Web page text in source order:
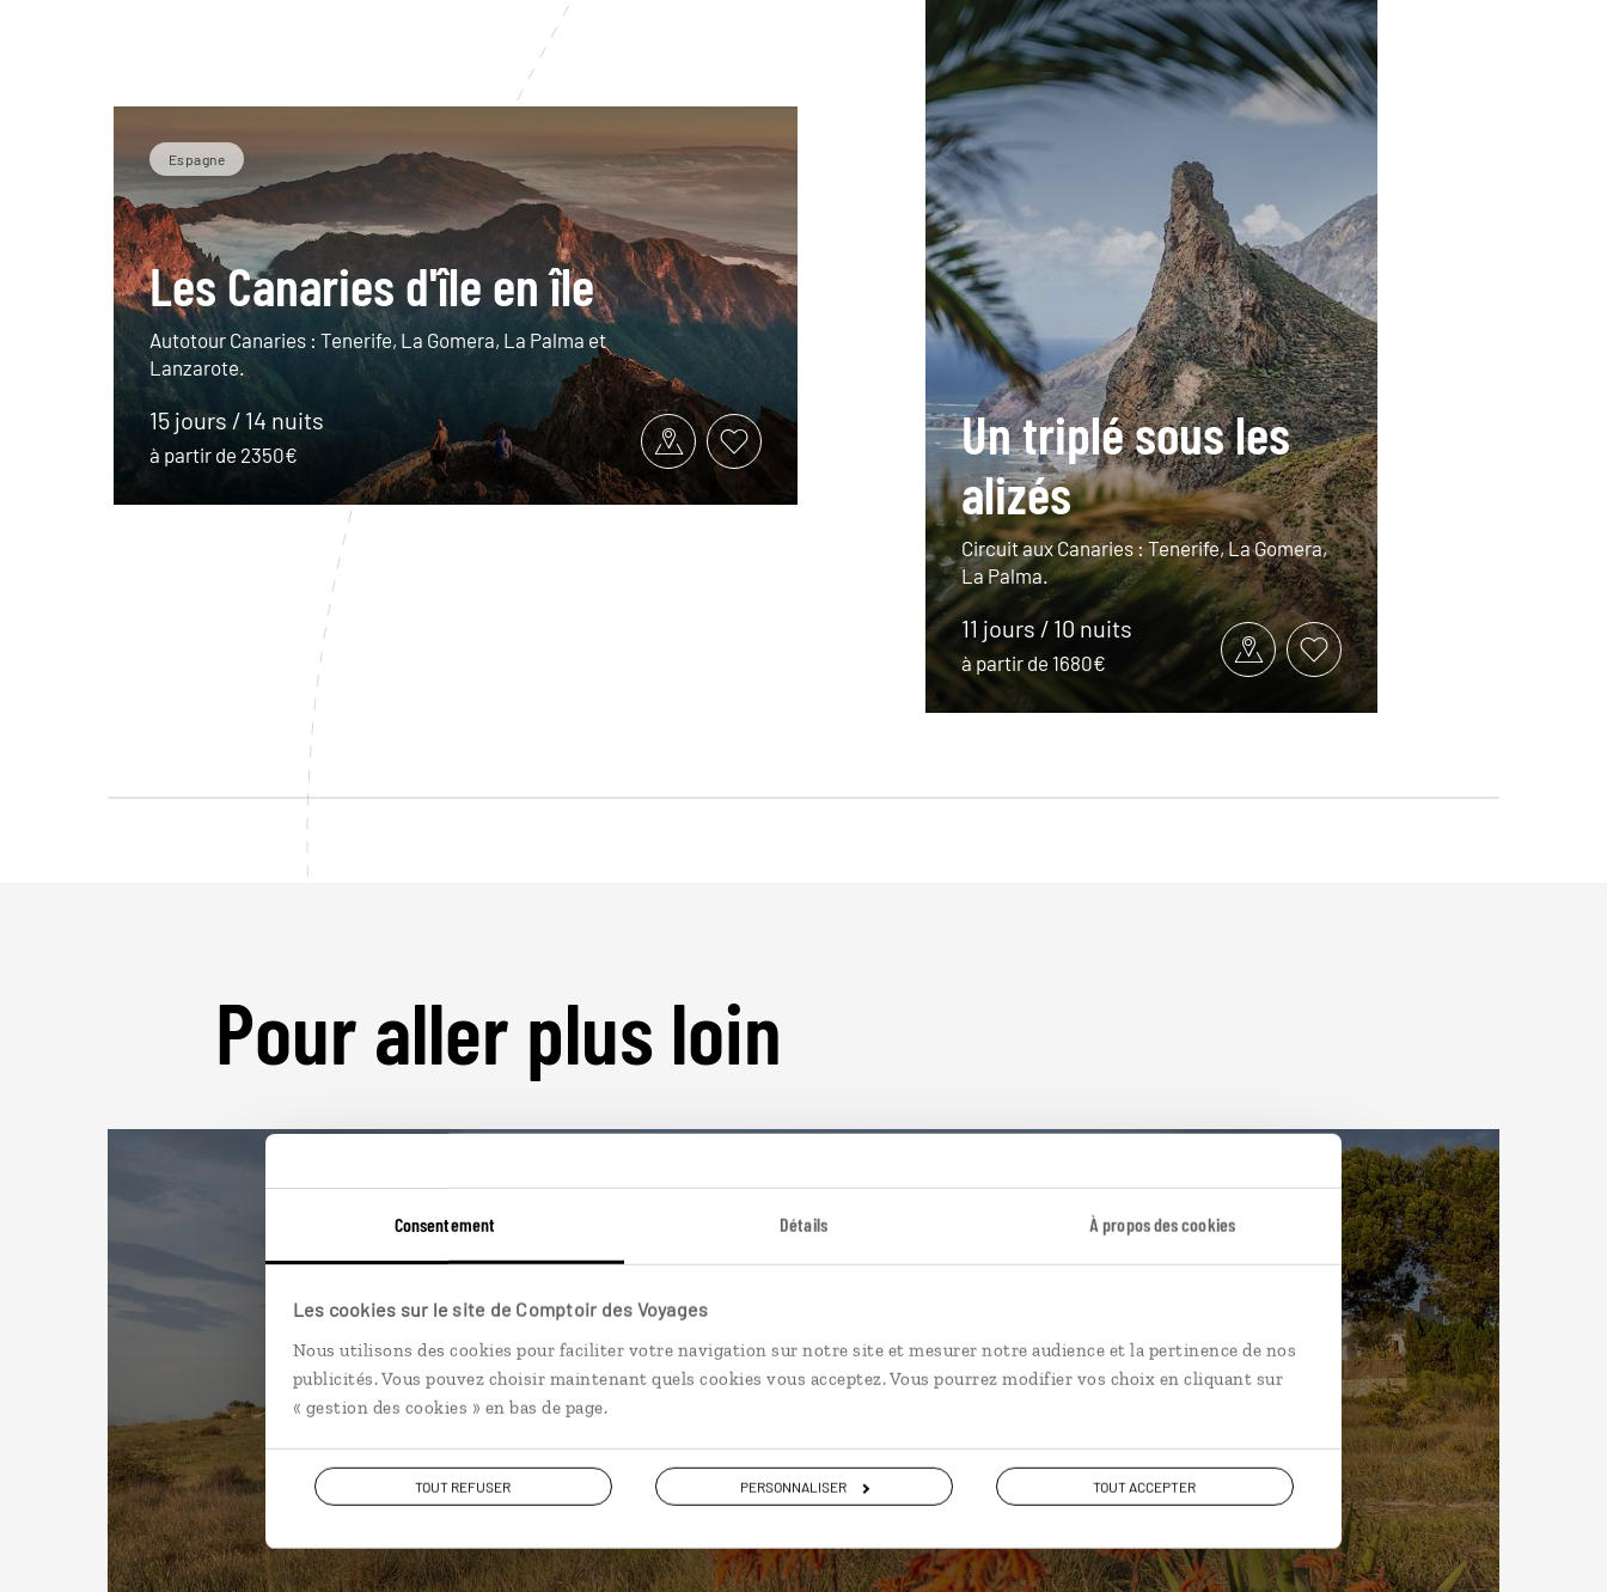
Consentement Détails À propos des cookies
Les cookies sur le site de Comptoir des Voyages
Nous utilisons des cookies pour faciliter votre navigation sur notre site et mesurer notre audience et la pertinence de nos
publicités. Vous pouvez choisir maintenant quels cookies vous acceptez. Vous pourrez modifier vos choix en cliquant sur
« gestion des cookies » en bas de page.
TOUT REFUSER PERSONNALISER TOUT ACCEPTER
Espagne
Les Canaries d'île en île
Autotour Canaries : Tenerife, La Gomera, La Palma et
Lanzarote.
15 jours / 14 nuits
à partir de 2350€
Un triplé sous les
alizés
Circuit aux Canaries : Tenerife, La Gomera,
La Palma.
11 jours / 10 nuits
à partir de 1680€
Pour aller plus loin
Espagne
DÉCOUVRIR